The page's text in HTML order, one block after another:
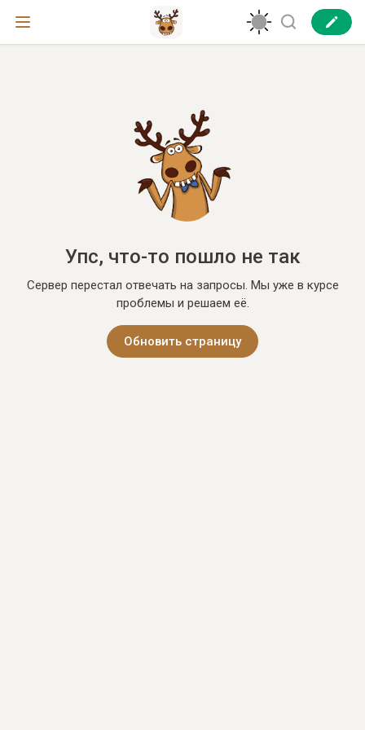
Упс, что-то пошло не так
Сервер перестал отвечать на запросы. Мы уже в курсе
проблемы и решаем её.
Обновить страницу